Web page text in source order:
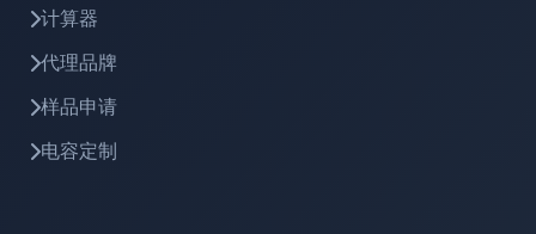
计算器
代理品牌
样品申请
电容定制